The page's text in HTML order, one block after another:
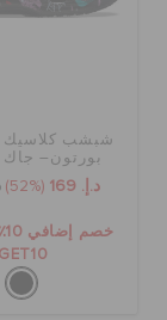
مميز
تسجيل
شبشب كلاسيك
بورتون–
د.إ. 169 (52%)
GET10